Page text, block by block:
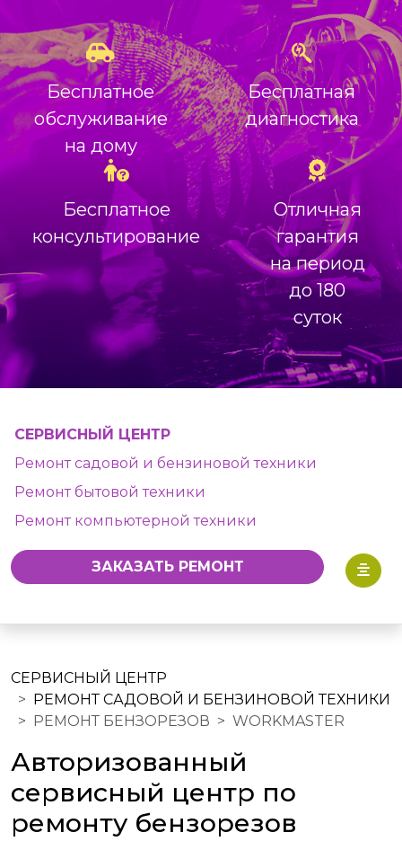
Бесплатное
обслуживание
на дому
Бесплатная
диагностика
Бесплатное
консультирование
Отличная
гарантия
на период
до 180
суток
СЕРВИСНЫЙ ЦЕНТР
Ремонт садовой и бензиновой техники
Ремонт бытовой техники
Ремонт компьютерной техники
ЗАКАЗАТЬ РЕМОНТ
СЕРВИСНЫЙ ЦЕНТР
РЕМОНТ САДОВОЙ И БЕНЗИНОВОЙ ТЕХНИКИ
РЕМОНТ БЕНЗОРЕЗОВ
WORKMASTER
Авторизованный
сервисный центр по
ремонту бензорезов